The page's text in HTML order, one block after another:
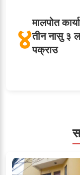
४मालपोत
तीन नासु ३
पक्राउ